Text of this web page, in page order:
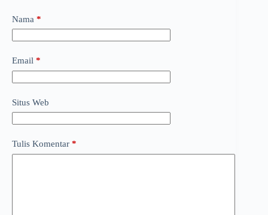
Nama *
Email *
Situs Web
Tulis Komentar *